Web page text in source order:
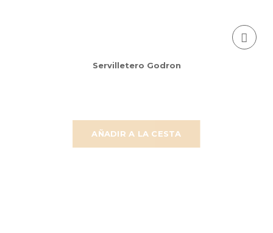
AÑADIR A LA CESTA
Servilletero Godron